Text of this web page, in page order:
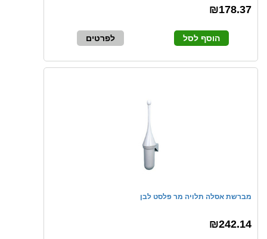
₪178.37
הוסף לסל לפרטים
מברשת אסלה תלויה מר פלסט לבן
₪242.14